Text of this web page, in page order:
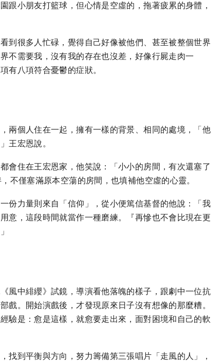
跟小朋友打籃球，但心情是空虛的，拖著疲累的身體，
到很多人忙碌，覺得自己好像被他們、甚至被整個世界
不需要我，沒有我的存在也沒差，好像行屍走肉一
有八項符合憂鬱的症狀。
兩個人住在一起，擁有一樣的背景、相同的處境，「他
王宏恩說。
會住在王宏恩家，他笑說：「小小的房間，有次還塞了
不僅塞滿原本空蕩的房間，也填補他空虛的心靈。
份力量則來自「信仰」，從小便篤信基督的他說：「我
意，這段時間就當作一種磨練。『再慘也不會比現在更
風中緋纓》試鏡，導演看他落魄的樣子，跟劇中一位抗
戲。開始演戲後，才發現原來日子沒有想像的那麼糟。
驗是：愈是這樣，就愈要走出來，面對困境和自己的軟
找到平衡與方向，努力籌備第三張唱片「走風的人」，